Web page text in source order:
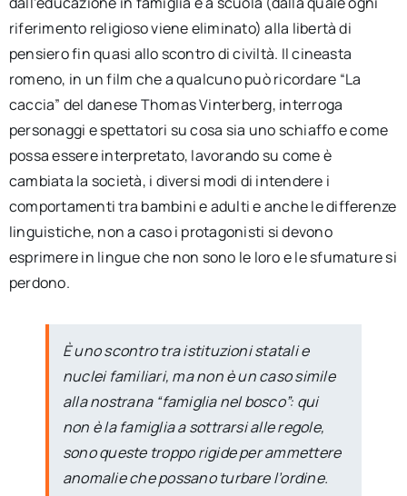
riferimento religioso viene eliminato) alla libertà di
pensiero fin quasi allo scontro di civiltà. Il cineasta
romeno, in un film che a qualcuno può ricordare “La
caccia” del danese Thomas Vinterberg, interroga
personaggi e spettatori su cosa sia uno schiaffo e come
possa essere interpretato, lavorando su come è
cambiata la società, i diversi modi di intendere i
comportamenti tra bambini e adulti e anche le differenze
linguistiche, non a caso i protagonisti si devono
esprimere in lingue che non sono le loro e le sfumature si
perdono.
È uno scontro tra istituzioni statali e
nuclei familiari, ma non è un caso simile
alla nostrana “famiglia nel bosco”: qui
non è la famiglia a sottrarsi alle regole,
sono queste troppo rigide per ammettere
anomalie che possano turbare l’ordine.